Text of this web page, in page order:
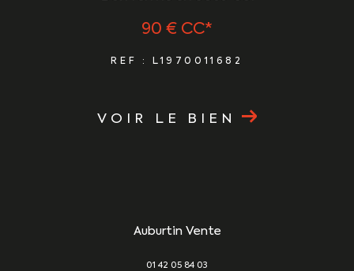
90 € CC*
REF : L1970011682
VOIR LE BIEN
Auburtin Vente
01 42 05 84 03